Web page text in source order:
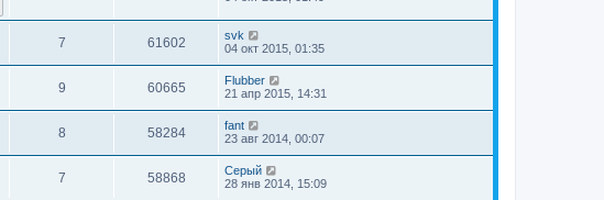
7 61602
svk
04 окт 2015, 01:35
9 60665
Flubber
21 апр 2015, 14:31
8 58284
fant
23 авг 2014, 00:07
7 58868
Серый
28 янв 2014, 15:09